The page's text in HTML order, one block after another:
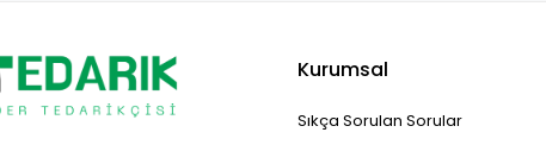
Kurumsal
Sıkça Sorulan Sorular